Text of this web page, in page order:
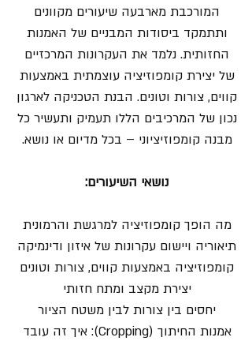
המורכבת מארבעה שיעורים מקוונים
ותתמקד ביסודות המבניים של האמנות
החזותית. נלמד את העקרונות המרכזיים
של יצירת קומפוזיציה עוצמתית באמצעות
קווים, צורות וטונים. הבנת הטכניקה לארגון
נכון של המרכיבים הללו תעמיק ותעשיר כל
מבנה קומפוזיציוני – בכל מדיום או נושא.
נושאי השיעורים:
מה הופך קומפוזיציה למרגשת והרמונית
תיאוריה ויישום עקרונות של איזון ודינמיקה
קומפוזיציה באמצעות קווים, צורות וטונים
יצירת מקצב ומתח חזותי
יחסים בין צורות לבין משטח הציור
אמנות החיתוך (Cropping): איך זה עובד